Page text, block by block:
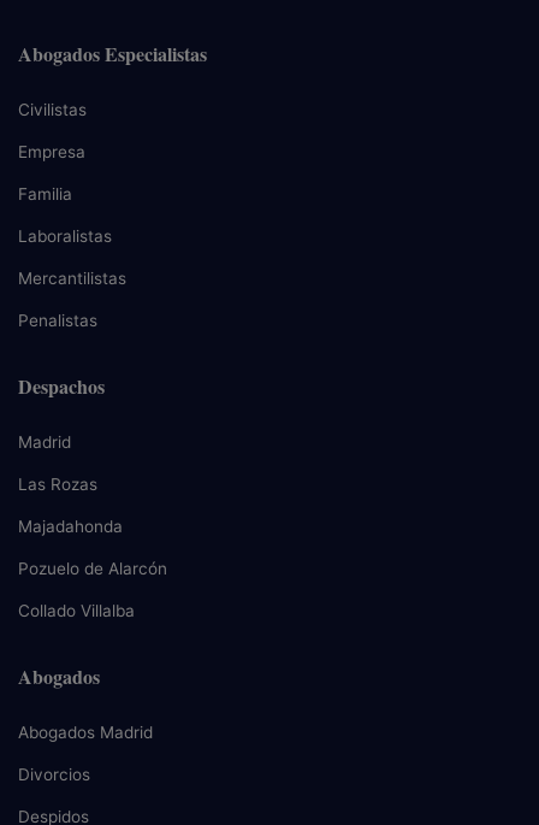
Abogados Especialistas
Civilistas
Empresa
Familia
Laboralistas
Mercantilistas
Penalistas
Despachos
Madrid
Las Rozas
Majadahonda
Pozuelo de Alarcón
Collado Villalba
Abogados
Abogados Madrid
Divorcios
Despidos